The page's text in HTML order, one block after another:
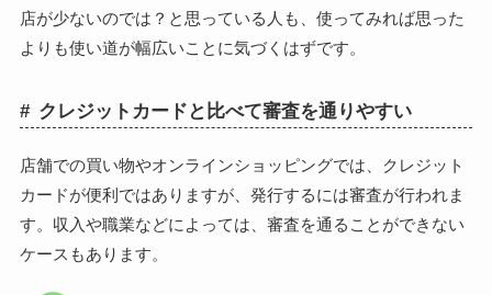
店が少ないのでは？と思っている人も、使ってみれば思った
よりも使い道が幅広いことに気づくはずです。
クレジットカードと比べて審査を通りやすい
店舗での買い物やオンラインショッピングでは、クレジット
カードが便利ではありますが、発行するには審査が行われま
す。収入や職業などによっては、審査を通ることができない
ケースもあります。